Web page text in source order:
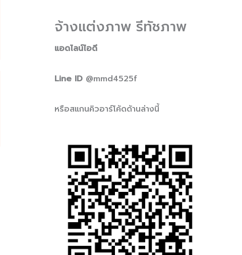
จ้างแต่งภาพ รีทัชภาพ
แอดไลน์ไอดี
Line ID @mmd4525f
หรือสแกนคิวอาร์โค้ดด้านล่างนี้